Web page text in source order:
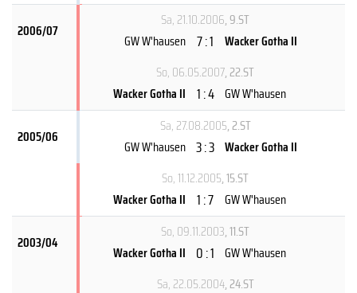
2006/07
Sa, 21.10.2006, 9.ST
GW W'hausen 7 : 1 Wacker Gotha II
So, 06.05.2007, 22.ST
Wacker Gotha II 1 : 4 GW W'hausen
2005/06
Sa, 27.08.2005, 2.ST
GW W'hausen 3 : 3 Wacker Gotha II
So, 11.12.2005, 15.ST
Wacker Gotha II 1 : 7 GW W'hausen
2003/04
So, 09.11.2003, 11.ST
Wacker Gotha II 0 : 1 GW W'hausen
Sa, 22.05.2004, 24.ST